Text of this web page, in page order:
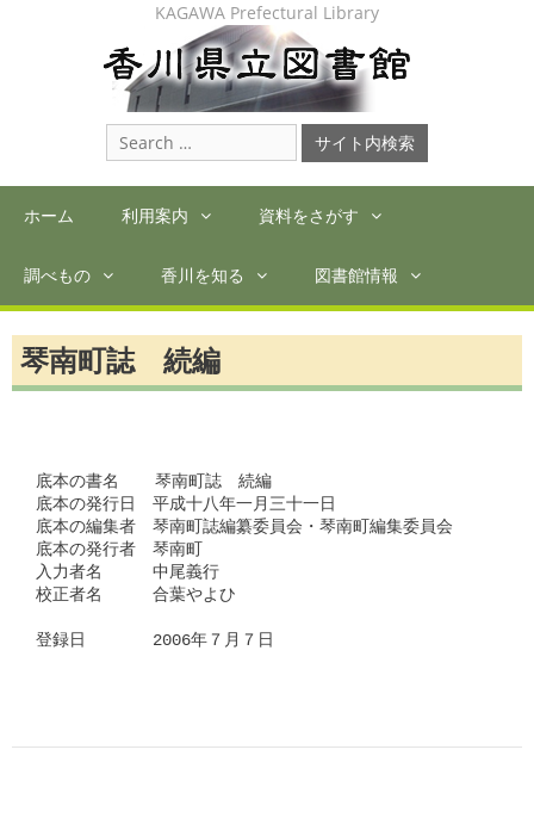
KAGAWA Prefectural Library
Search
for:
ホーム 利用案内 資料をさがす
調べもの 香川を知る 図書館情報
琴南町誌 続編
底本の書名　  琴南町誌　続編
底本の発行日　平成十八年一月三十一日
底本の編集者　琴南町誌編纂委員会・琴南町編集委員会
底本の発行者　琴南町
入力者名　　　中尾義行
校正者名　　　合葉やよひ
登録日　　　　2006年７月７日